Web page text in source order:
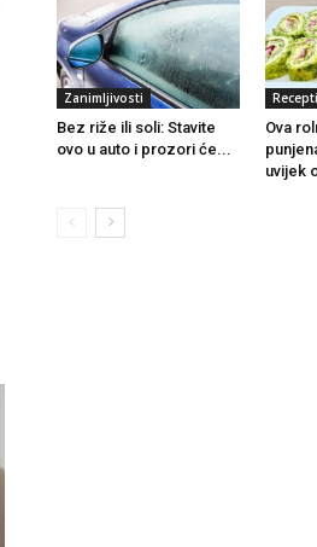
Zanimljivosti
Bez riže ili soli: Stavite
ovo u auto i prozori će...
Recepti
Ova
uvijek